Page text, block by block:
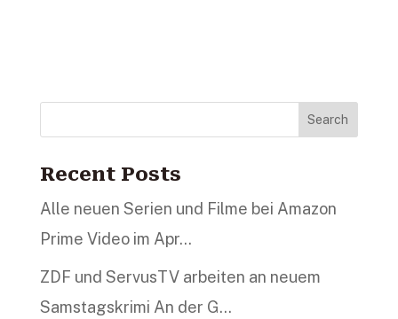
Search
Recent Posts
Alle neuen Serien und Filme bei Amazon
Prime Video im Apr…
ZDF und ServusTV arbeiten an neuem
Samstagskrimi An der G…